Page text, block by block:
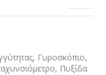
, Γυροσκόπιο,
, Πυξίδα